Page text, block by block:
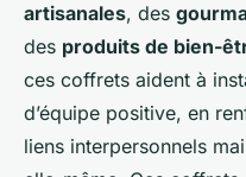
artisanales, des
des produits de bien-
ces coffrets aident à
d’équipe positive, en
liens interpersonnels